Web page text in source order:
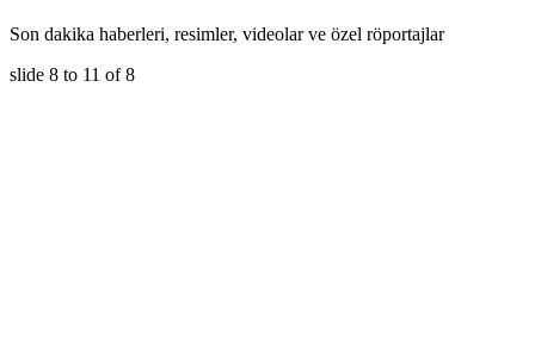
Son dakika haberleri, resimler, videolar ve özel röportajlar
slide 8 to 11 of 8